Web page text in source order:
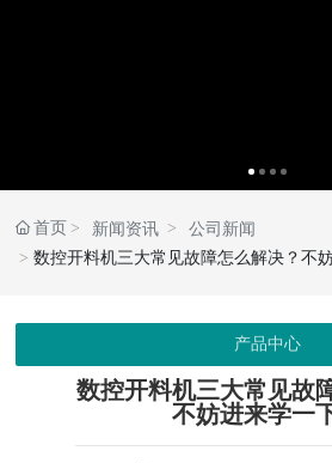
首页 新闻资讯
公司新闻
数控开料机三大常见故障怎么解决？不
产品中心
数控开料机三大常见故
不妨进来学一